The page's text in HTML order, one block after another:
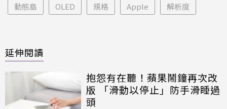
動態島 OLED 規格 Apple 解析度
延伸閱讀
抱怨有在聽！蘋果鬧鐘再次改
版 「滑動以停止」防手滑睡過
頭